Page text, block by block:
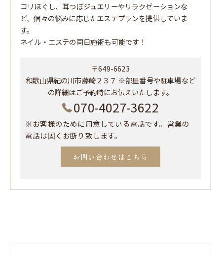
コリほぐし、耳つぼジュエリーやリラクゼーションな
ど、個々の悩みに応じたエステプランを提供していま
す。
ネイル・エステの同日施術も可能です！
〒649-6623
和歌山県紀の川市藤崎２３７ ※部屋番号や駐車場など
の詳細はご予約時にお伝えいたします。
070-4027-3622
※お客様のために用意している電話です。営業の
電話は固くお断り致します。
お問い合わせはこちら